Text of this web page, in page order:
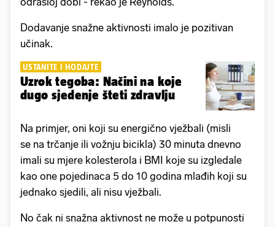
Dodavanje snažne aktivnosti imalo je pozitivan
učinak.
USTANITE I HODAJTE
Uzrok tegoba: Načini na koje
dugo sjedenje šteti zdravlju
Na primjer, oni koji su energično vježbali (misli
se na trčanje ili vožnju bicikla) ​​30 minuta dnevno
imali su mjere kolesterola i BMI koje su izgledale
kao one pojedinaca 5 do 10 godina mlađih koji su
jednako sjedili, ali nisu vježbali.
No čak ni snažna aktivnost ne može u potpunosti